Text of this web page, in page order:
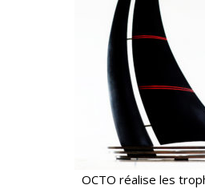
OCTO réalise les